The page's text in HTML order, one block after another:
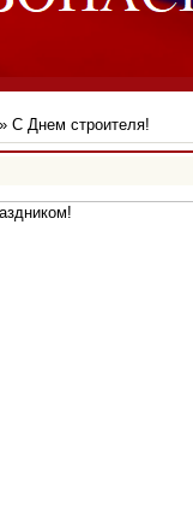
» С Днем строителя!